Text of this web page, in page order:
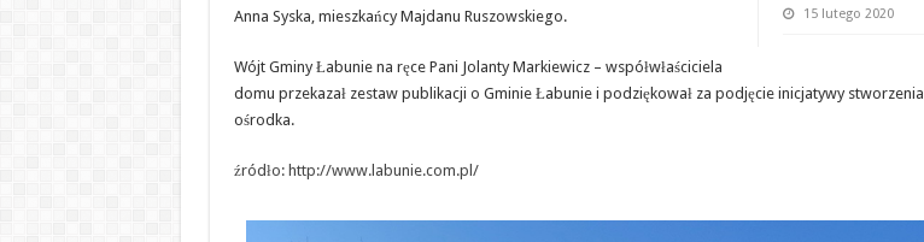
15 lutego 2020
Anna Syska, mieszkańcy Majdanu Ruszowskiego.
Wójt Gminy Łabunie na ręce Pani Jolanty Markiewicz – współwłaściciela
domu przekazał zestaw publikacji o Gminie Łabunie i podziękował za podjęcie inicjatywy stworzenia
ośrodka.
źródło: http://www.labunie.com.pl/